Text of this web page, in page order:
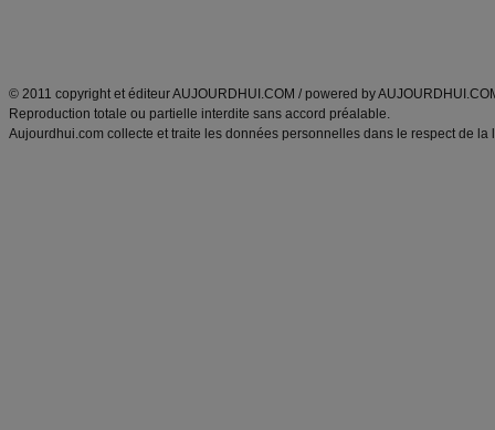
© 2011 copyright et éditeur AUJOURDHUI.COM / powered by
Reproduction totale ou partielle interdite sans accord préalable.
Aujourdhui.com collecte et traite les données personnelles dans le respect de